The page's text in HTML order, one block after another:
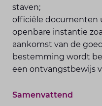
staven;
officiële documenten
openbare instantie
aankomst van de
bestemming wordt
een ontvangstbewijs
Samenvattend